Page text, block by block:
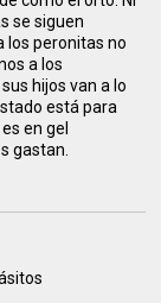
se siguen
los peronitas no
a los
hijos van a lo
está para
en gel
gastan.